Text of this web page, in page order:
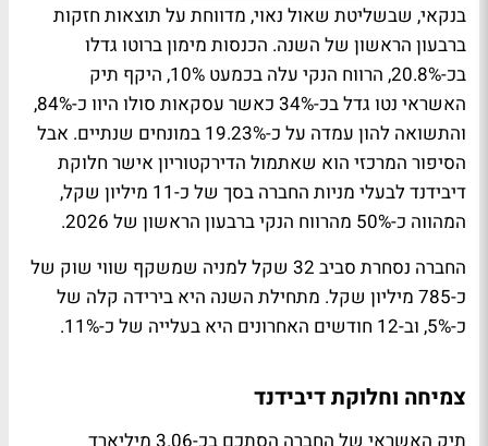
בנקאי, שבשליטת שאול נאוי, מדווחת על תוצאות חזקות
ברבעון הראשון של השנה. הכנסות מימון ברוטו גדלו
בכ-20.8%, הרווח הנקי עלה בכמעט 10%, היקף תיק
האשראי נטו גדל בכ-34% כאשר עסקאות סולו היוו כ-84%,
והתשואה להון עמדה על כ-19.23% במונחים שנתיים. אבל
הסיפור המרכזי הוא שאתמול הדירקטוריון אישר חלוקת
דיבידנד לבעלי מניות החברה בסך של כ-11 מיליון שקל,
המהווה כ-50% מהרווח הנקי ברבעון הראשון של 2026.
החברה נסחרת סביב 32 שקל למניה שמשקף שווי שוק של
כ-785 מיליון שקל. מתחילת השנה היא בירידה קלה של
כ-5%, וב-12 חודשים האחרונים היא בעלייה של כ-11%.
צמיחה וחלוקת דיבידנד